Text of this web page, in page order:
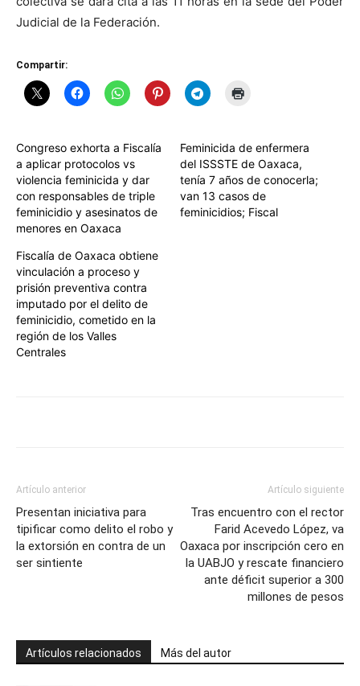
Judicial de la Federación.
Compartir:
Congreso exhorta a Fiscalía
a aplicar protocolos vs
violencia feminicida y dar
con responsables de triple
feminicidio y asesinatos de
menores en Oaxaca
Feminicida de enfermera
del ISSSTE de Oaxaca,
tenía 7 años de conocerla;
van 13 casos de
feminicidios; Fiscal
Fiscalía de Oaxaca obtiene
vinculación a proceso y
prisión preventiva contra
imputado por el delito de
feminicidio, cometido en la
región de los Valles
Centrales
Artículo anterior
Presentan iniciativa para
tipificar como delito el robo y
la extorsión en contra de un
ser sintiente
Artículo siguiente
Tras encuentro con el rector
Farid Acevedo López, va
Oaxaca por inscripción cero en
la UABJO y rescate financiero
ante déficit superior a 300
millones de pesos
Artículos relacionados Más del autor